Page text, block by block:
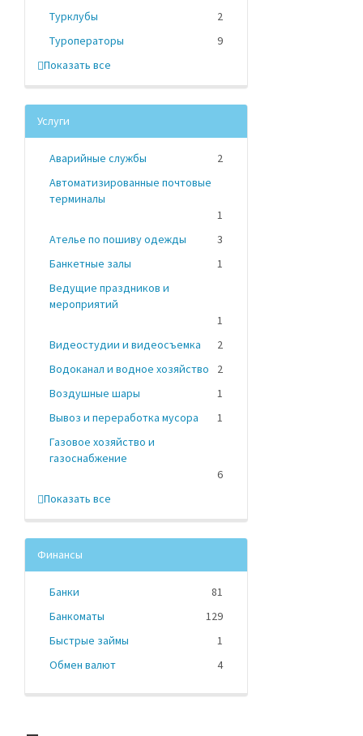
Турклубы
2
Туроператоры
9
Показать все
Услуги
Аварийные службы
2
Автоматизированные почтовые
терминалы
1
Ателье по пошиву одежды
3
Банкетные залы
1
Ведущие праздников и
мероприятий
1
Видеостудии и видеосъемка
2
Водоканал и водное хозяйство
2
Воздушные шары
1
Вывоз и переработка мусора
1
Газовое хозяйство и
газоснабжение
6
Показать все
Финансы
Банки
81
Банкоматы
129
Быстрые займы
1
Обмен валют
4